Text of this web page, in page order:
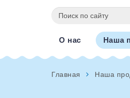
О нас Наша
Главная Наша